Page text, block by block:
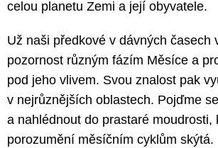
celou planetu Zemi a její obyvatele.
Už naši předkové v dávných časech
pozornost různým fázím Měsíce a
pod jeho vlivem. Svou znalost pak
v nejrůznějších oblastech. Pojďme
a nahlédnout do prastaré moudrosti,
porozumění měsíčním cyklům skýtá.